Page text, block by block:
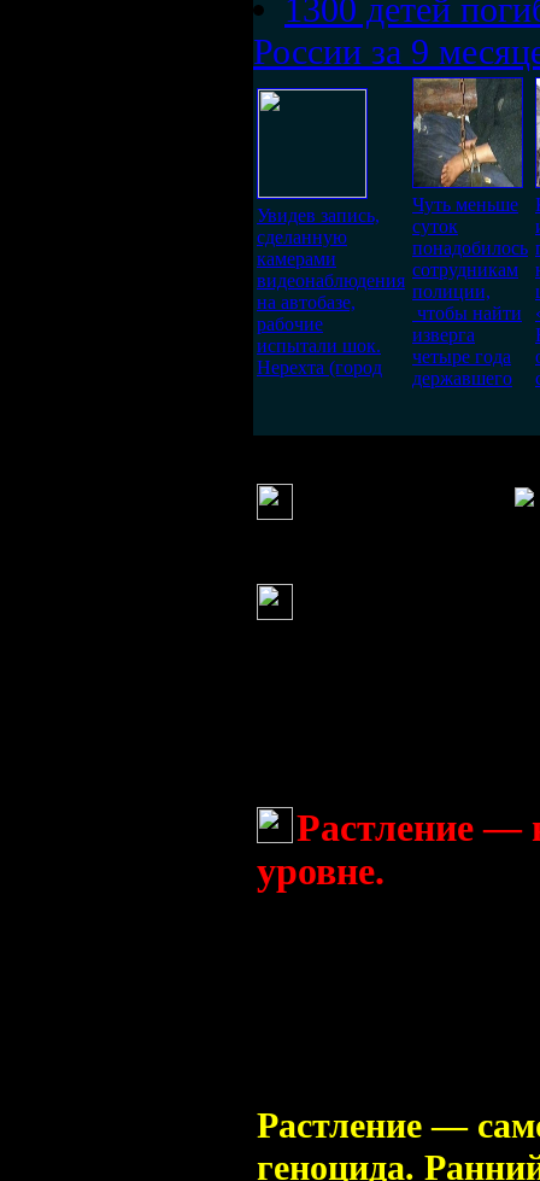
1300 детей
России за 9
Увидев запись,
сделанную
камерами
видеонаблюдения
на автобазе,
рабочие
испытали шок.
Нерехта (город
Чуть меньше
суток
понадобилось
сотрудникам
полиции,
чтобы найти
изверга
четыре года
державшего
Растление —
уровне.
Растление —
геноцида.